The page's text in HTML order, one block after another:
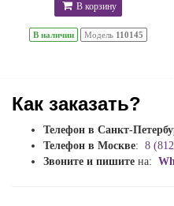
В корзину
В наличии Модель 110145
Как заказать?
Телефон в Санкт-
Телефон в Москве: 8
Звоните и пишите на: